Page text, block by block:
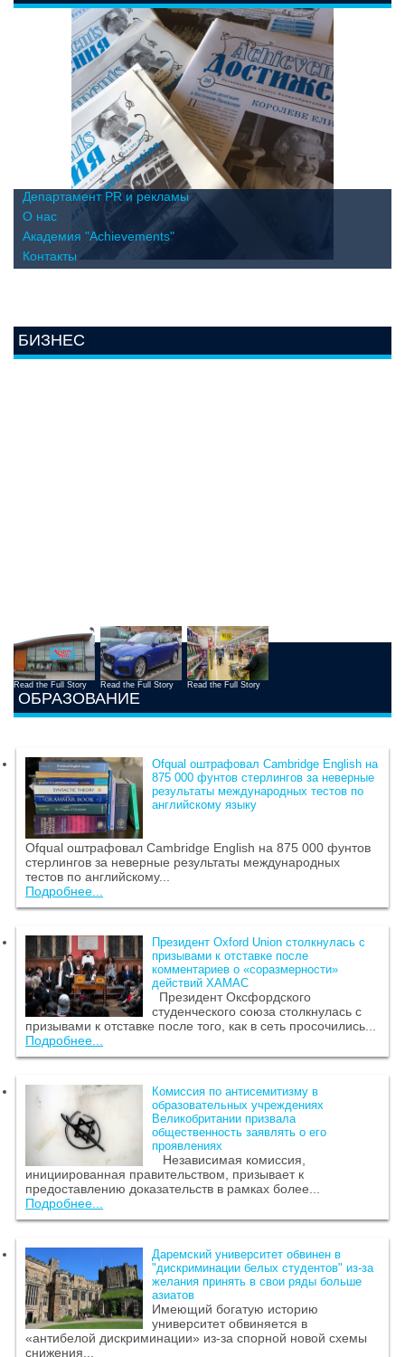
Департамент PR и рекламы
О нас
Академия "Achievements"
Контакты
БИЗНЕС
Read the Full Story Read the Full Story Read the Full Story
ОБРАЗОВАНИЕ
Ofqual оштрафовал Cambridge English на
875 000 фунтов стерлингов за неверные
результаты международных тестов по
английскому языку
Ofqual оштрафовал Cambridge English на 875 000 фунтов
стерлингов за неверные результаты международных
тестов по английскому...
Подробнее...
Президент Oxford Union столкнулась с
призывами к отставке после
комментариев о «соразмерности»
действий ХАМАС
Президент Оксфордского
студенческого союза столкнулась с
призывами к отставке после того, как в сеть просочились...
Подробнее...
Комиссия по антисемитизму в
образовательных учреждениях
Великобритании призвала
общественность заявлять о его
проявлениях
Независимая комиссия,
инициированная правительством, призывает к
предоставлению доказательств в рамках более...
Подробнее...
Даремский университет обвинен в
"дискриминации белых студентов" из-за
желания принять в свои ряды больше
азиатов
Имеющий богатую историю
университет обвиняется в
«антибелой дискриминации» из-за спорной новой схемы
снижения...